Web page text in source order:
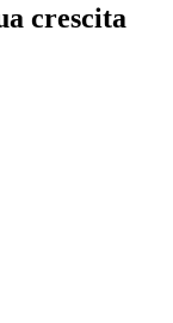
crescita